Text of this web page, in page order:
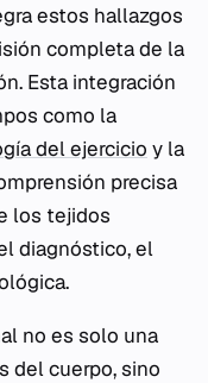
estos hallazgos
completa de la
Esta integración
como la
del ejercicio y la
precisa
los tejidos
diagnóstico, el
no es solo una
del cuerpo, sino